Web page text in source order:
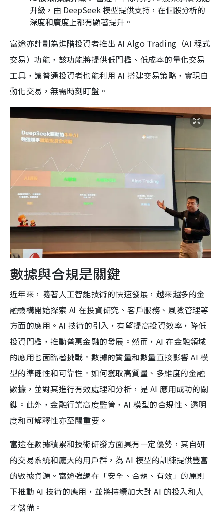
升級，由 DeepSeek 模型提供支持，在個股分析的
深度和廣度上都有顯著提升。
富途亦計劃為進階投資者推出 AI Algo Trading（AI 程式
交易）功能，該功能將提供低門檻、低成本的量化交易
工具，讓普通投資者也能利用 AI 搭建交易策略，實現自
動化交易，無需時刻盯盤。
數據與合規是關鍵
近年來，隨著人工智能技術的快速發展，越來越多的金
融機構開始探索 AI 在投資研究、客戶服務、風險管理等
方面的應用。AI 技術的引入，有望提高投資效率，降低
投資門檻，推動普惠金融的發展。然而，AI 在金融領域
的應用也面臨著挑戰。數據的質量和數量直接影響 AI 模
型的準確性和可靠性。如何獲取高質量、多維度的金融
數據，並對其進行有效處理和分析，是 AI 應用成功的關
鍵。此外，金融行業高度監管，AI 模型的合規性、透明
度和可解釋性亦至關重要。
富途在數據積累和技術研發方面具有一定優勢，其自研
的交易系統和龐大的用戶群，為 AI 模型的訓練提供豐富
的數據資源。富途強調在「安全、合規、有效」的原則
下推動 AI 技術的應用，並將持續加大對 AI 的投入和人
才儲備。